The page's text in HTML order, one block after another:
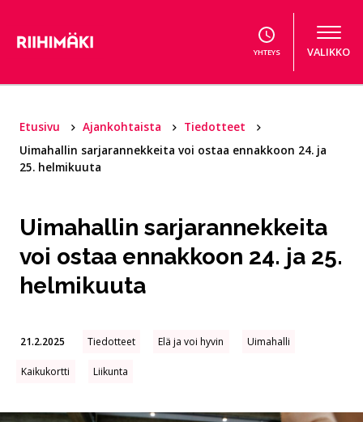
YHTEYS VALIKKO
Etusivu Ajankohtaista
Tiedotteet
Uimahallin sarjarannekkeita voi ostaa ennakkoon 24. ja
25. helmikuuta
Uimahallin sarjarannekkeita
voi ostaa ennakkoon 24. ja 25.
helmikuuta
21.2.2025 Tiedotteet Elä ja voi hyvin Uimahalli
Kaikukortti Liikunta